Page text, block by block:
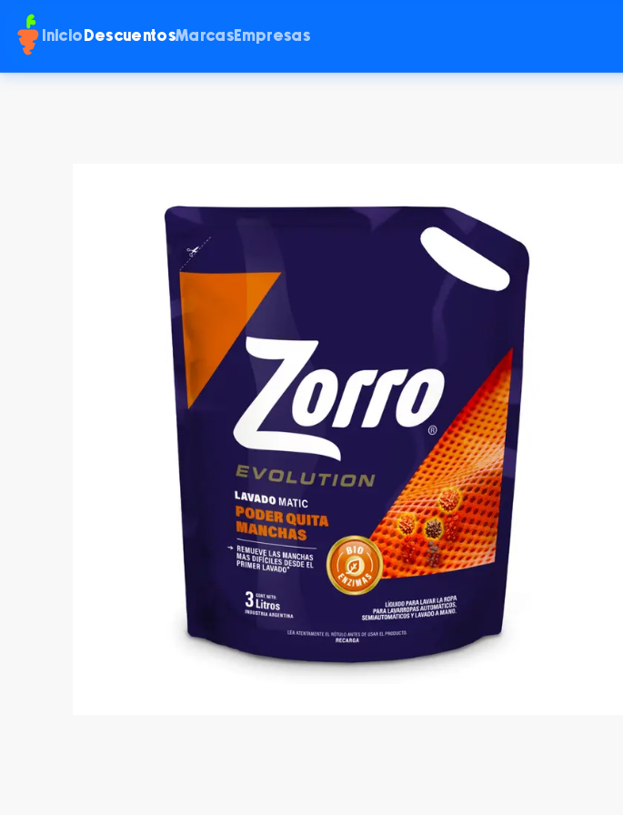
Inicio DescuentosMarcasEmpresas